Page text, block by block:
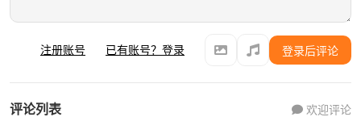
注册账号 已有账号？登录 登录后评论
评论列表 欢迎评论